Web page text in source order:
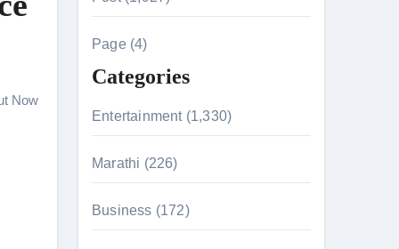
Was Moved to Tears
Now
c
o
Page (4)
Categories
Entertainment (1,330)
Marathi (226)
Business (172)